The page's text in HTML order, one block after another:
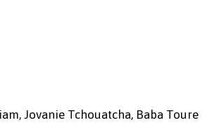
Jovanie Tchouatcha, Baba Toure